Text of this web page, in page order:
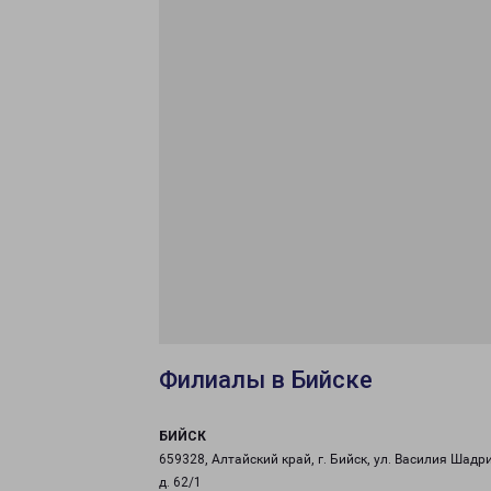
Филиалы в Бийске
БИЙСК
659328, Алтайский край, г. Бийск, ул. Василия
д. 62/1